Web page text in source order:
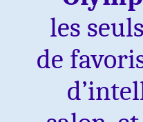
les
de